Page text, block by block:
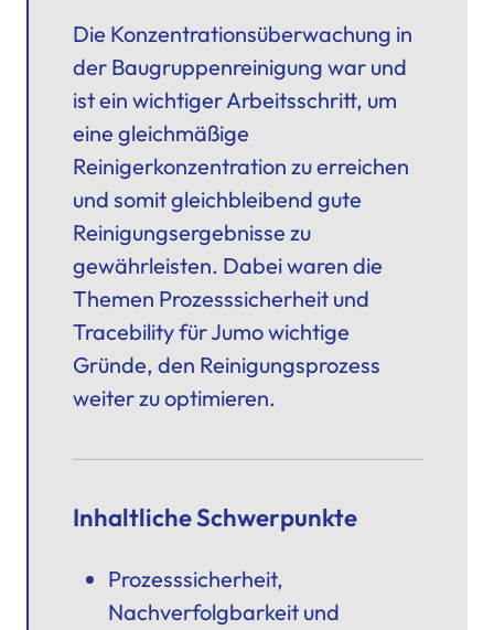
Die Konzentrationsüberwachung in
der Baugruppenreinigung war und
ist ein wichtiger Arbeitsschritt, um
eine gleichmäßige
Reinigerkonzentration zu erreichen
und somit gleichbleibend gute
Reinigungsergebnisse zu
gewährleisten. Dabei waren die
Themen Prozesssicherheit und
Tracebility für Jumo wichtige
Gründe, den Reinigungsprozess
weiter zu optimieren.
Inhaltliche Schwerpunkte
Prozesssicherheit,
Nachverfolgbarkeit und